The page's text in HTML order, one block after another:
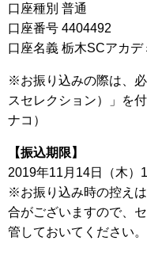
口座種別 普通
口座番号 4404492
口座名義 栃木SCアカデ
※お振り込みの際は、
スセレクション）」を
ナコ）
【振込期限】
2019年11月14日（木）
※お振り込み時の控え
合がございますので、
管しておいてください。